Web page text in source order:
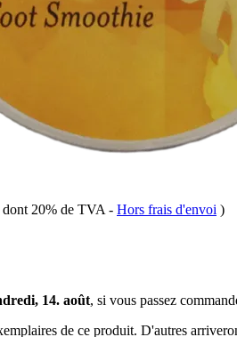
20% de TVA - Hors frais d'envoi )
14. août, si vous passez
de ce produit. D'autres